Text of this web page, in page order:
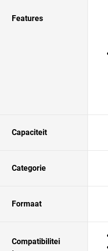
Features
Capaciteit
Categorie
Formaat
Compatibilitei